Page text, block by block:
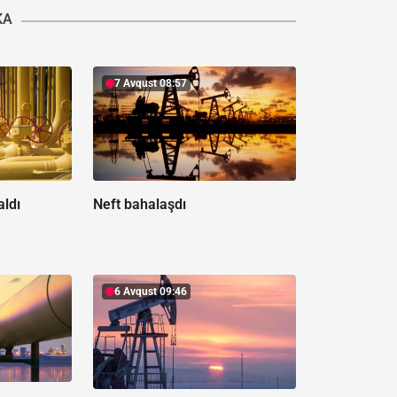
7 Avqust 08:57
Neft bahalaşdı
6 Avqust 09:46